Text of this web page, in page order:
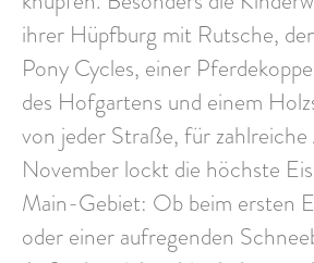
ihrer Hüpfburg mit Rutsche,
Pony Cycles, einer
des Hofgartens und einem
von jeder Straße, für
November lockt die höchste
Main-Gebiet: Ob beim ersten
oder einer aufregenden